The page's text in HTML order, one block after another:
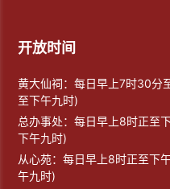
开放时间
黄大仙祠：每日早上7时30分
至下午九时)
总办事处：每日早上8时正至
下午九时)
从心苑：每日早上8时正至下
午九时)